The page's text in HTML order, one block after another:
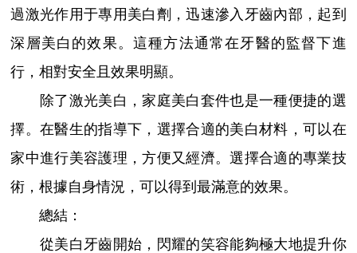
過激光作用于專用美白劑，迅速滲入牙齒內部，起到
深層美白的效果。這種方法通常在牙醫的監督下進
行，相對安全且效果明顯。
除了激光美白，家庭美白套件也是一種便捷的選
擇。在醫生的指導下，選擇合適的美白材料，可以在
家中進行美容護理，方便又經濟。選擇合適的專業技
術，根據自身情況，可以得到最滿意的效果。
總結：
從美白牙齒開始，閃耀的笑容能夠極大地提升你